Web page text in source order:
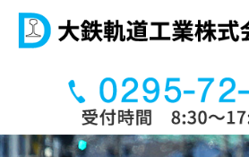
会社案内
アクセス